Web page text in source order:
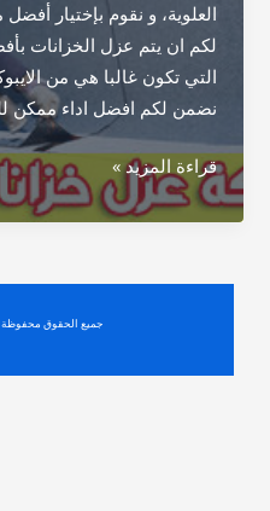
العلوية، و نقوم بإختيار
لكم ان يتم عزل الخزانات
التي تكون غالبا هي من
نضمن لكم افضل اداء ممكن
شركة
عزل
خزانات
العزيزية
قراءة المزيد »
جميع الحقوق محفوظة